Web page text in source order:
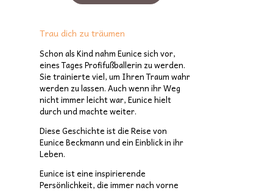
Trau dich zu träumen
Schon als Kind nahm Eunice sich vor,
eines Tages Profifußballerin zu werden.
Sie trainierte viel, um Ihren Traum wahr
werden zu lassen. Auch wenn ihr Weg
nicht immer leicht war, Eunice hielt
durch und machte weiter.
Diese Geschichte ist die Reise von
Eunice Beckmann und ein Einblick in ihr
Leben.
Eunice ist eine inspirierende
Persönlichkeit, die immer nach vorne